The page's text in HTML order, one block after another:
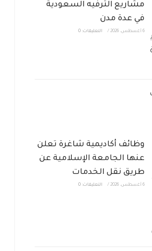
مشاريع الترفيه السعودية
في عدة مدن
6 أغسطس، 2026 / التعليقات: 0
وظائف أكاديمية شاغرة تعلن
عنها الجامعة الإسلامية عن
طريق نقل الخدمات
6 أغسطس، 2026 / التعليقات: 0